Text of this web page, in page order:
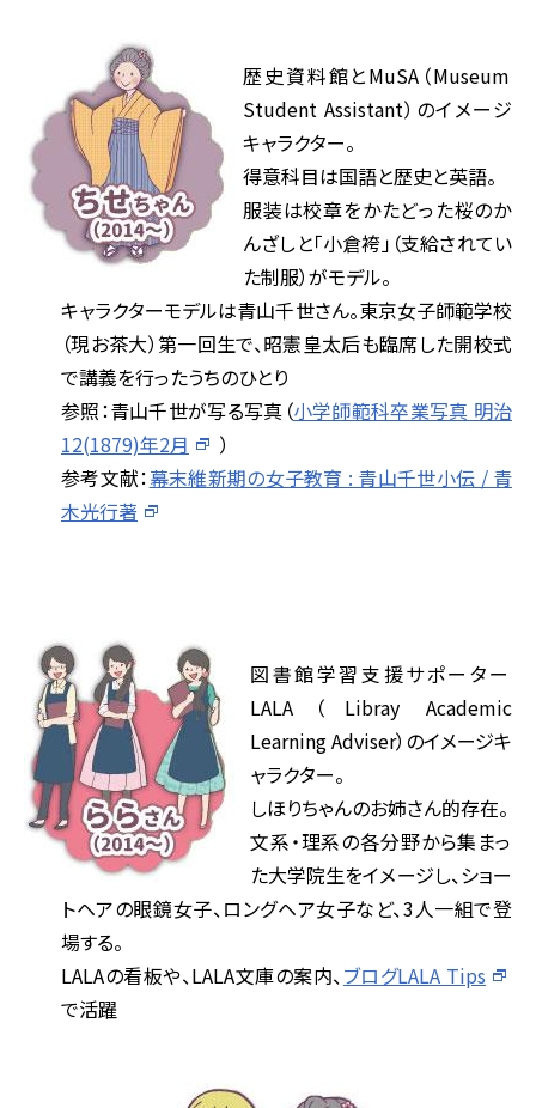
歴史資料館とMuSA（Museum
Student Assistant）のイメージ
キャラクター。
得意科目は国語と歴史と英語。
服装は校章をかたどった桜のか
んざしと「小倉袴」（支給されてい
た制服）がモデル。
キャラクターモデルは青山千世さん。東京女子師範学校
（現お茶大）第一回生で、昭憲皇太后も臨席した開校式
で講義を行ったうちのひとり
参照：青山千世が写る写真（小学師範科卒業写真 明治
12(1879)年2月
）
参考文献：幕末維新期の女子教育 : 青山千世小伝 / 青
木光行著
図書館学習支援サポーター
LALA（Libray Academic
Learning Adviser）のイメージキ
ャラクター。
しほりちゃんのお姉さん的存在。
文系・理系の各分野から集まっ
た大学院生をイメージし、ショー
トヘアの眼鏡女子、ロングヘア女子など、3人一組で登
場する。
LALAの看板や、LALA文庫の案内、ブログLALA Tips
で活躍